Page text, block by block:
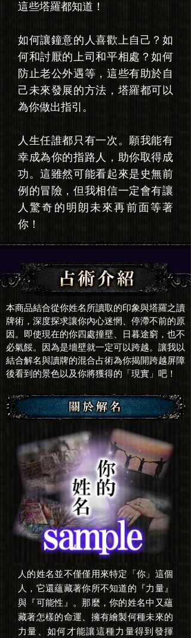
這些塔羅都知道！
如何讓鐘意的人喜歡上自己？如
何和討厭的上司和平相處？如何
防止老公外遇等，這些有助於自
己未來發展的方法，塔羅都可以
為你做出指引。
人生任誰都只有一次。願我能有
幸成為你的指路人，助你取得成
功。這雖然可能看起來是史無前
例的冒險，但我相信一定會有讓
人驚奇的明朗未來再前面等著
你！
本商品結合從你姓名所讀取的印象與塔羅之讀
牌術，深度探求讓你內心迷惘、停滯不前的原
因。即使現在的你四處撞壁、日暮途窮，也不
必氣餒。因為是墻壁就一定可以跨越。讓我以
結合解名與讀牌的混合占術為你揭開跨越屏障
後看到的景色以及你將獲得的「現實」吧！
人的姓名並不僅僅用來特定「你」這個
人，它還蘊藏著你所不知道的『力量』
與『可能性』。那麼，你的姓名中又蘊
藏著怎樣的命運、擁有繪製何種未來的
力量、如何才能讓這種力量得到發揮